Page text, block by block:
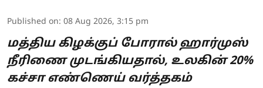
Published on: 08 Aug 2026, 3:15 pm
மத்திய கிழக்குப் போரால் ஹார்முஸ்
நீரிணை முடங்கியதால், உலகின் 20%
கச்சா எண்ணெய் வர்த்தகம்